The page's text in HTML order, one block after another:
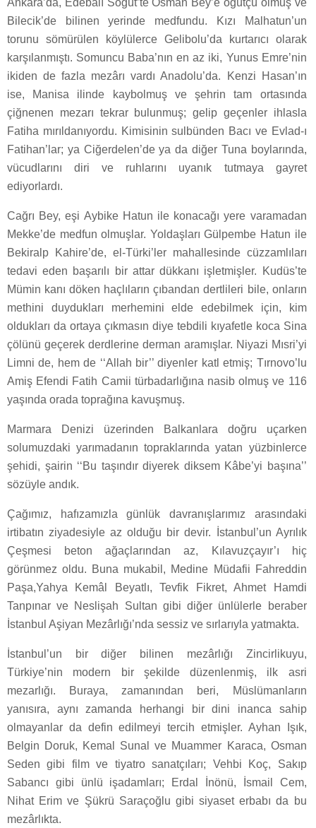
Ankara’da, Edebalı Söğüt’te Osman Bey’e öğütçü olmuş ve
Bilecik’de bilinen yerinde medfundu. Kızı Malhatun’un
torunu sömürülen köylülerce Gelibolu’da kurtarıcı olarak
karşılanmıştı. Somuncu Baba’nın en az iki, Yunus Emre’nin
ikiden de fazla mezârı vardı Anadolu’da. Kenzi Hasan’ın
ise, Manisa ilinde kaybolmuş ve şehrin tam ortasında
çiğnenen mezarı tekrar bulunmuş; gelip geçenler ihlasla
Fatiha mırıldanıyordu. Kimisinin sulbünden Bacı ve Evlad-ı
Fatihan’lar; ya Ciğerdelen’de ya da diğer Tuna boylarında,
vücudlarını diri ve ruhlarını uyanık tutmaya gayret
ediyorlardı.
Cağrı Bey, eşi Aybike Hatun ile konacağı yere varamadan
Mekke’de medfun olmuşlar. Yoldaşları Gülpembe Hatun ile
Bekiralp Kahire’de, el-Türki’ler mahallesinde cüzzamlıları
tedavi eden başarılı bir attar dükkanı işletmişler. Kudüs’te
Mümin kanı döken haçlıların çıbandan dertlileri bile, onların
methini duydukları merhemini elde edebilmek için, kim
oldukları da ortaya çıkmasın diye tebdili kıyafetle koca Sina
çölünü geçerek derdlerine derman aramışlar. Niyazi Mısri’yi
Limni de, hem de ‘‘Allah bir’’ diyenler katl etmiş; Tırnovo’lu
Amiş Efendi Fatih Camii türbadarlığına nasib olmuş ve 116
yaşında orada toprağına kavuşmuş.
Marmara Denizi üzerinden Balkanlara doğru uçarken
solumuzdaki yarımadanın topraklarında yatan yüzbinlerce
şehidi, şairin ‘‘Bu taşındır diyerek diksem Kâbe’yi başına’’
sözüyle andık.
Çağımız, hafızamızla günlük davranışlarımız arasındaki
irtibatın ziyadesiyle az olduğu bir devir. İstanbul’un Ayrılık
Çeşmesi beton ağaçlarından az, Kılavuzçayır’ı hiç
görünmez oldu. Buna mukabil, Medine Müdafii Fahreddin
Paşa,Yahya Kemâl Beyatlı, Tevfik Fikret, Ahmet Hamdi
Tanpınar ve Neslişah Sultan gibi diğer ünlülerle beraber
İstanbul Aşiyan Mezârlığı’nda sessiz ve sırlarıyla yatmakta.
İstanbul’un bir diğer bilinen mezârlığı Zincirlikuyu,
Türkiye’nin modern bir şekilde düzenlenmiş, ilk asri
mezarlığı. Buraya, zamanından beri, Müslümanların
yanısıra, aynı zamanda herhangi bir dini inanca sahip
olmayanlar da defin edilmeyi tercih etmişler. Ayhan Işık,
Belgin Doruk, Kemal Sunal ve Muammer Karaca, Osman
Seden gibi film ve tiyatro sanatçıları; Vehbi Koç, Sakıp
Sabancı gibi ünlü işadamları; Erdal İnönü, İsmail Cem,
Nihat Erim ve Şükrü Saraçoğlu gibi siyaset erbabı da bu
mezârlıkta.